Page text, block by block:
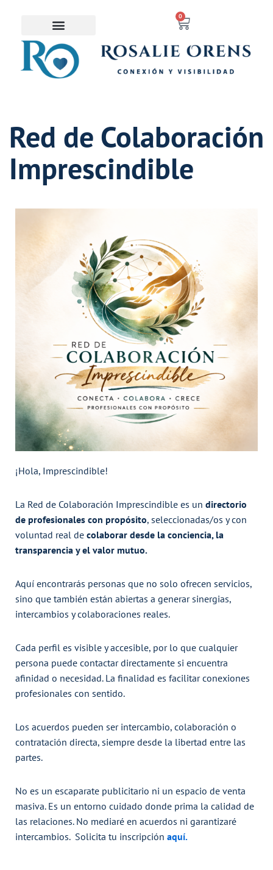
contenido
0
Red de Colaboración
Imprescindible
¡Hola, Imprescindible!
La Red de Colaboración Imprescindible es un directorio
de profesionales con propósito, seleccionadas/os y con
voluntad real de colaborar desde la conciencia, la
transparencia y el valor mutuo.
Aquí encontrarás personas que no solo ofrecen servicios,
sino que también están abiertas a generar sinergias,
intercambios y colaboraciones reales.
Cada perfil es visible y accesible, por lo que cualquier
persona puede contactar directamente si encuentra
afinidad o necesidad. La finalidad es facilitar conexiones
profesionales con sentido.
Los acuerdos pueden ser intercambio, colaboración o
contratación directa, siempre desde la libertad entre las
partes.
No es un escaparate publicitario ni un espacio de venta
masiva. Es un entorno cuidado donde prima la calidad de
las relaciones. No mediaré en acuerdos ni garantizaré
intercambios. Solicita tu inscripción aquí.